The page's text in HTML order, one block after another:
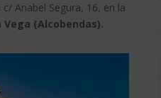
Anabel Segura, 16, en la
Vega (Alcobendas).